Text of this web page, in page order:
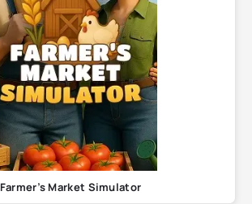
Farmer’s Market Simulator